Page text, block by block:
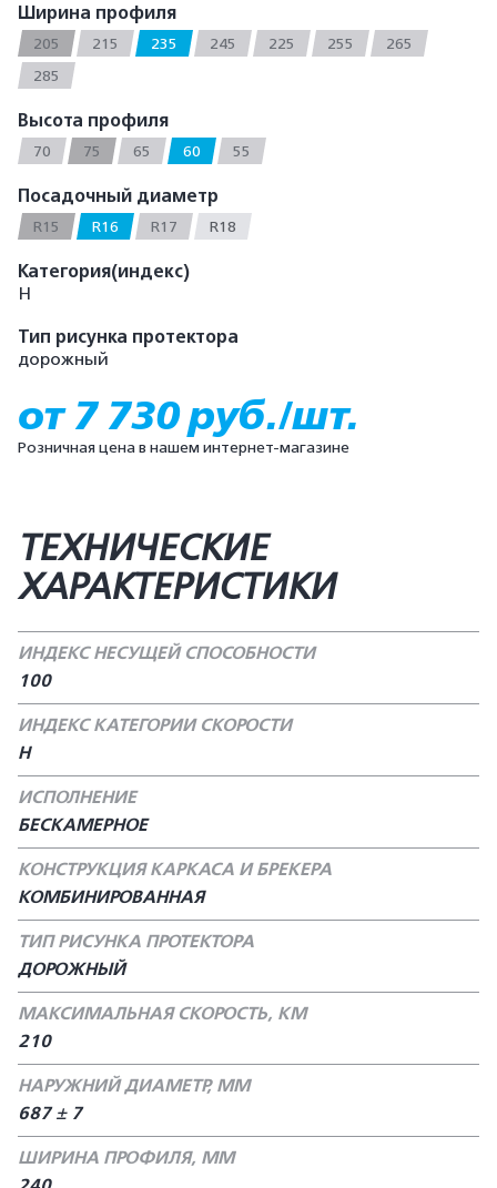
Ширина профиля
205 215 235 245 225 255
265
285
Высота профиля
70 75 65 60 55
Посадочный диаметр
R15 R16 R17 R18
Категория(индекс)
H
Тип рисунка протектора
дорожный
от 7 730 руб./шт.
Розничная цена в нашем интернет-магазине
ТЕХНИЧЕСКИЕ
ХАРАКТЕРИСТИКИ
ИНДЕКС НЕСУЩЕЙ СПОСОБНОСТИ
100
ИНДЕКС КАТЕГОРИИ СКОРОСТИ
H
ИСПОЛНЕНИЕ
БЕСКАМЕРНОЕ
КОНСТРУКЦИЯ КАРКАСА И БРЕКЕРА
КОМБИНИРОВАННАЯ
ТИП РИСУНКА ПРОТЕКТОРА
ДОРОЖНЫЙ
МАКСИМАЛЬНАЯ СКОРОСТЬ, КМ
210
НАРУЖНИЙ ДИАМЕТР, ММ
687 ± 7
ШИРИНА ПРОФИЛЯ, ММ